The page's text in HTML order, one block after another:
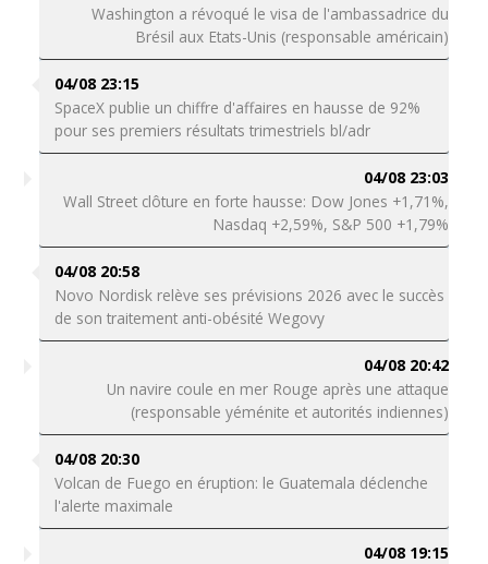
Washington a révoqué le visa de l'ambassadrice du
Brésil aux Etats-Unis (responsable américain)
04/08 23:15
SpaceX publie un chiffre d'affaires en hausse de 92%
pour ses premiers résultats trimestriels bl/adr
04/08 23:03
Wall Street clôture en forte hausse: Dow Jones +1,71%,
Nasdaq +2,59%, S&P 500 +1,79%
04/08 20:58
Novo Nordisk relève ses prévisions 2026 avec le succès
de son traitement anti-obésité Wegovy
04/08 20:42
Un navire coule en mer Rouge après une attaque
(responsable yéménite et autorités indiennes)
04/08 20:30
Volcan de Fuego en éruption: le Guatemala déclenche
l'alerte maximale
04/08 19:15